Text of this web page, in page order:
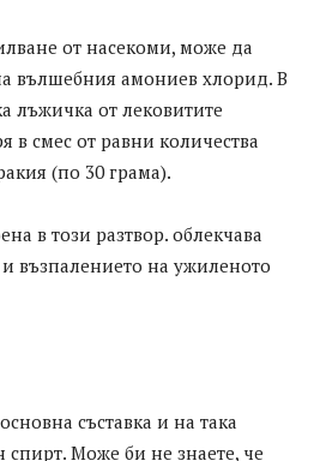
от насекоми, може да
вълшебния амониев хлорид. В
лъжичка от лековитите
в смес от равни количества
(по 30 грама).
в този разтвор. облекчава
възпалението на ужиленото
съставка и на така
Може би не знаете, че